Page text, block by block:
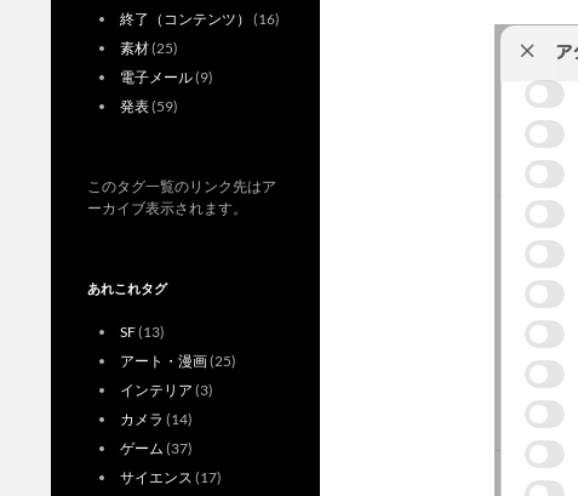
終了（コンテンツ） (16)
素材(25)
電子メール(9)
発表(59)
このタグ一覧のリンク先はア
ーカイブ表示されます。
あれこれタグ
SF(13)
アート・漫画(25)
インテリア (3)
カメラ (14)
ゲーム (37)
サイエンス (17)